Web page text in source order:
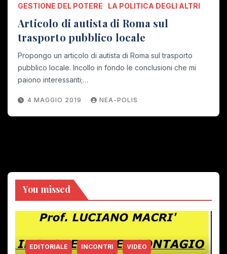
GESTIONE DEL POTERE LA POLITICA DEGLI ALTRI
Articolo di autista di Roma sul
trasporto pubblico locale
Propongo un articolo di autista di Roma sul trasporto
pubblico locale. Incollo in fondo le conclusioni che mi
paiono interessanti;…
4 MAGGIO 2019 NEA-POLIS
You missed
EDITORIALE INCONTRI VIDEO